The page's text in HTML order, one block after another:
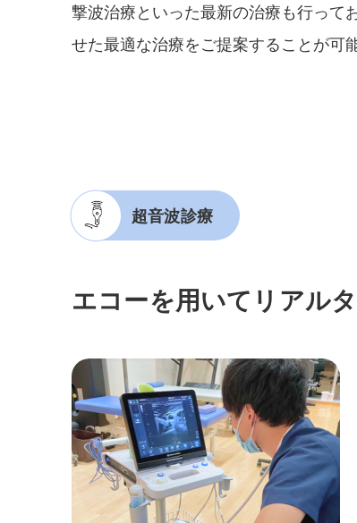
撃波治療といった最新の治療も行って
せた最適な治療をご提案することが可能
超音波診療
エコーを用いてリアル